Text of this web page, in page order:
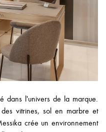
dans l'univers de la marque.
vitrines, sol en marbre et
crée un environnement